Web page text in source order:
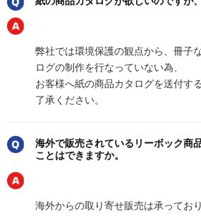
弊社では環境保護の観点から、冊子
ログの制作を行なっていない為、
お客様へ紙の商品カタログを送付す
了承ください。
海外で販売されているリーボック商
ことはできますか。
海外からの取り寄せ販売は承っており